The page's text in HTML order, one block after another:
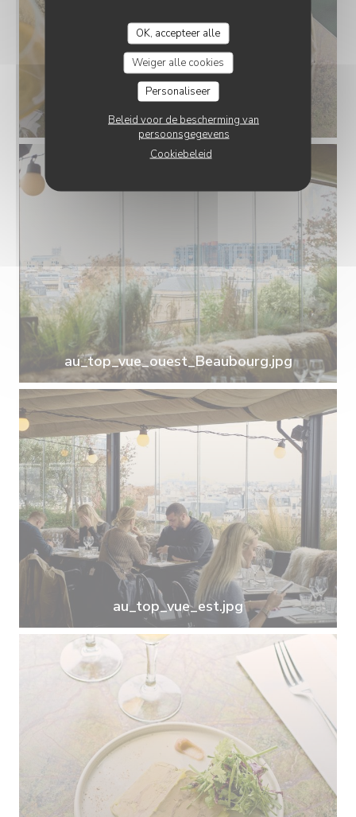
OK, accepteer alle
Weiger alle cookies
Personaliseer
Beleid voor de bescherming van
persoonsgegevens
Cookiebeleid
au_top_plat_12_huitres.jpg
au_top_vue_ouest_Beaubourg.jpg
au_top_vue_est.jpg